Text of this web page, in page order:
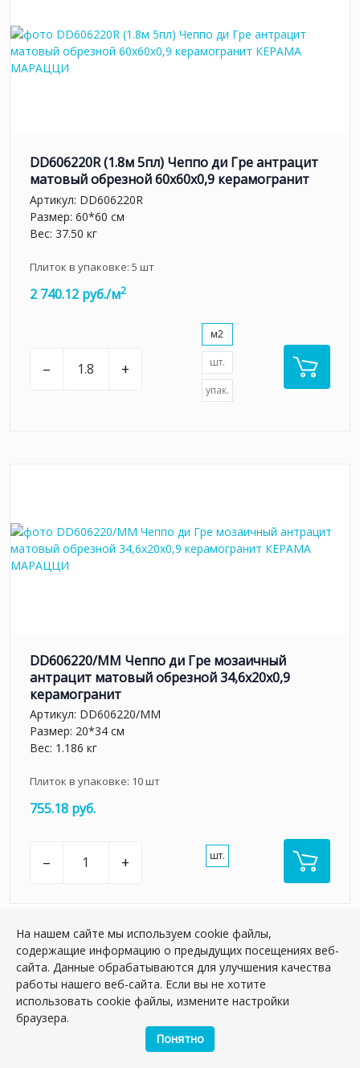
DD606220R (1.8м 5пл) Чеппо ди Гре антрацит
матовый обрезной 60x60x0,9 керамогранит
Артикул: DD606220R
Размер: 60*60 см
Вес: 37.50 кг
Плиток в упаковке: 5 шт
2 740.12 руб./м2
– +
м2
шт.
упак.
DD606220/MM Чеппо ди Гре мозаичный
антрацит матовый обрезной 34,6x20x0,9
керамогранит
Артикул: DD606220/MM
Размер: 20*34 см
Вес: 1.186 кг
Плиток в упаковке: 10шт
755.18 руб.
– + шт.
На нашем сайте мы используем cookie файлы,
содержащие информацию о предыдущих посещениях веб-
сайта. Данные обрабатываются для улучшения качества
работы нашего веб-сайта. Если вы не хотите
использовать cookie файлы, измените настройки
браузера.
Понятно